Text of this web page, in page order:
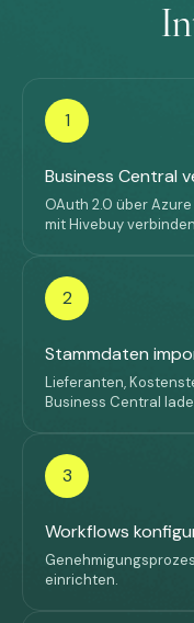
1
Business Central
OAuth 2.0 über
mit Hivebuy
2
Stammdaten
Lieferanten,
Business Central
3
Workflows
einrichten.